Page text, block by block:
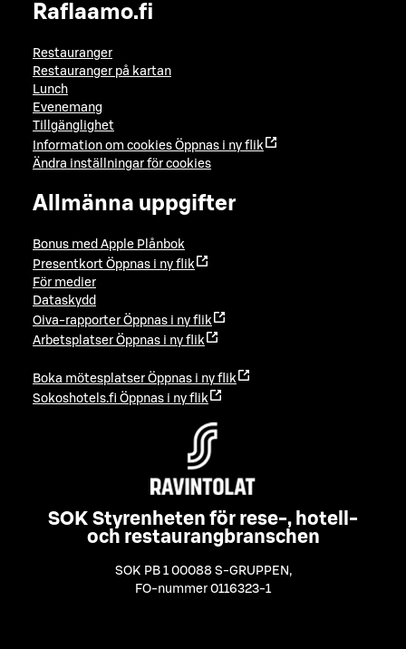
Raflaamo.fi
Restauranger
Restauranger på kartan
Lunch
Evenemang
Tillgänglighet
Information om cookies Öppnas i ny flik
Ändra inställningar för cookies
Allmänna uppgifter
Bonus med Apple Plånbok
Presentkort Öppnas i ny flik
För medier
Dataskydd
Oiva-rapporter Öppnas i ny flik
Arbetsplatser Öppnas i ny flik
Boka mötesplatser Öppnas i ny flik
Sokoshotels.fi Öppnas i ny flik
SOK Styrenheten för rese-, hotell-
och restaurangbranschen
SOK PB 1 00088 S-GRUPPEN ,
FO-nummer 0116323-1